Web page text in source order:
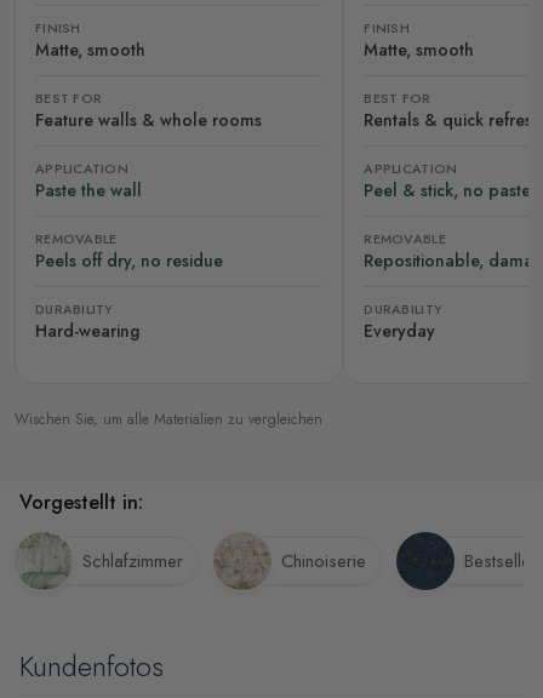
FINISH
Matte, smooth
BEST FOR
Feature walls & whole rooms
APPLICATION
Paste the wall
REMOVABLE
Peels off dry, no residue
DURABILITY
Hard-wearing
FINISH
Matte, smooth
BEST FOR
Rentals & quick
APPLICATION
Peel & stick, no paste
REMOVABLE
Repositionable,
DURABILITY
Everyday
Wischen Sie, um alle Materialien zu vergleichen
Vorgestellt in:
Schlafzimmer Chinoiserie Bestseller
Kundenfotos